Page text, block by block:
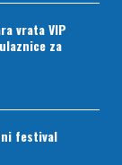
vrata VIP
za
festival